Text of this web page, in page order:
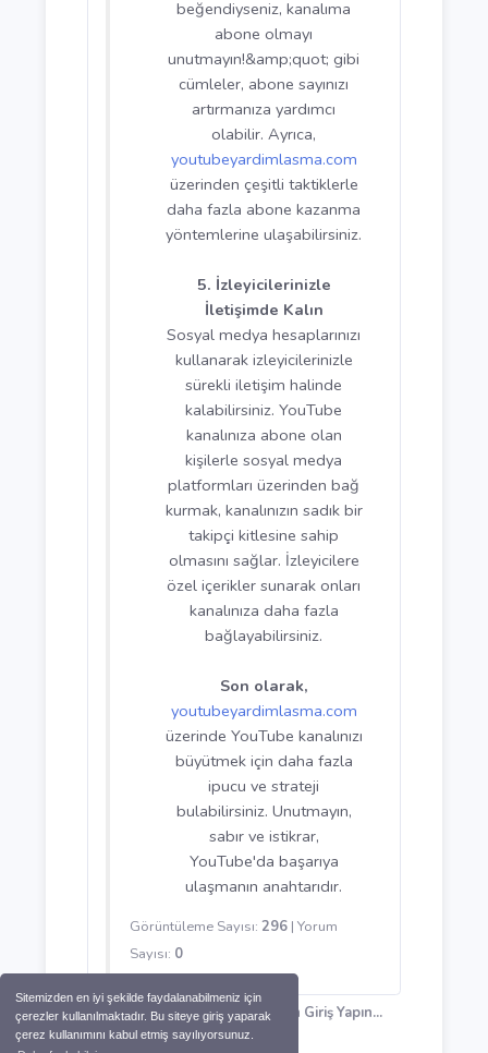
kurmak, onların kanalınıza
bağlı kalmasını sağlar.
Videolarınızın sonunda
sorular sormak,
izleyicilerden yorum
yapmalarını istemek veya
düzenli olarak canlı yayınlar
düzenlemek bu etkileşimi
artırabilir. Ayrıca,
izleyicilerinize abone olmayı
hatırlatmak ve videoları
beğenmelerini istemek de
etkili yöntemlerdir.
4. Abone Olmaya Teşvik
Edin
İzleyicilerinizi abone
olmaya teşvik etmek için
videolarınızın başlangıcında
veya sonunda onlara basit
bir çağrıda bulunun.
&amp;quot;Bu videoyu
abone olmayı
unutmayın!&amp;quot; gibi
cümleler, abone sayınızı
artırmanıza yardımcı
olabilir. Ayrıca,
youtubeyardimlasma.com
üzerinden çeşitli taktiklerle
daha fazla abone kazanma
yöntemlerine ulaşabilirsiniz.
5. İzleyicilerinizle
İletişimde Kalın
Sosyal medya hesaplarınızı